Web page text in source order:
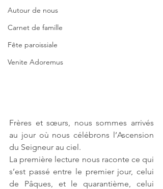
Autour de nous
Carnet de famille
Fête paroissiale
Venite Adoremus
Frères et sœurs, nous sommes arrivés
au jour où nous célébrons l’Ascension
du Seigneur au ciel.
La première lecture nous raconte ce qui
s’est passé entre le premier jour, celui
de Pâques, et le quarantième, celui